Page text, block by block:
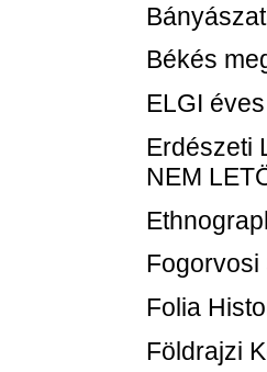
Békés
ELGI
Erdészeti
NEM
Fogorvosi
Folia
Földrajzi